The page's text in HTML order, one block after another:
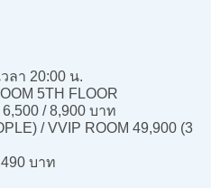
ลา 20:00 น.
5TH FLOOR
/ 8,900 บาท
/ VVIP ROOM 49,900 (3
บาท